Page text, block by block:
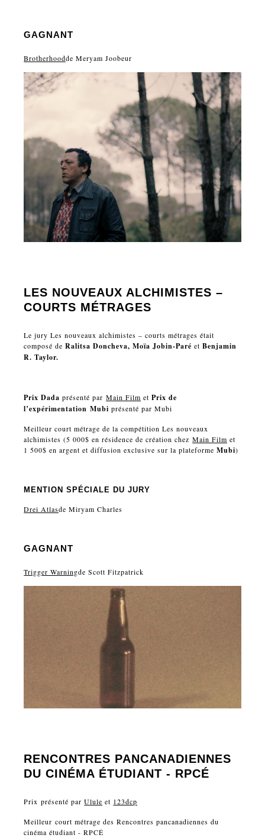
GAGNANT
Brotherhoodde Meryam Joobeur
LES NOUVEAUX ALCHIMISTES –
COURTS MÉTRAGES
Le jury Les nouveaux alchimistes – courts métrages était
composé de Ralitsa Doncheva,Moïa Jobin-Paréet Benjamin
R. Taylor.
Prix Dadaprésenté parMain Film etPrix de
l’expérimentationMubi présenté par Mubi
Meilleur court métrage de la compétition Les nouveaux
alchimistes (5 000$ en résidence de création chezMain Film et
1 500$ en argent et diffusion exclusive sur la plateformeMubi)
MENTION SPÉCIALE DU JURY
Drei Atlasde Miryam Charles
GAGNANT
Trigger Warningde Scott Fitzpatrick
RENCONTRES PANCANADIENNES
DU CINÉMA ÉTUDIANT - RPCÉ
Prix présenté parUlule et 123dcp
Meilleur court métrage des Rencontres pancanadiennes du
cinéma étudiant - RPCÉ